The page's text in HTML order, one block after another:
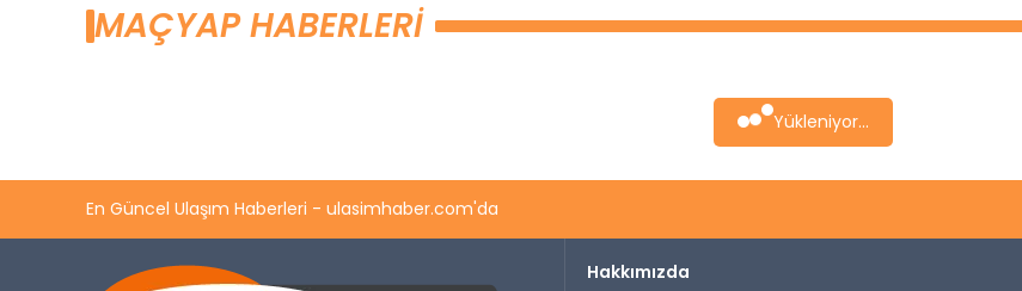
MAÇYAP HABERLERI
Yükleniyor...
En Güncel Ulaşım Haberleri - ulasimhaber.com'da
Hakkımızda